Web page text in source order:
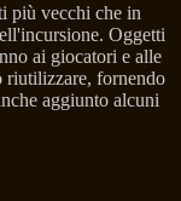
più vecchi che in
Oggetti
ai giocatori e alle
riutilizzare, fornendo
aggiunto alcuni